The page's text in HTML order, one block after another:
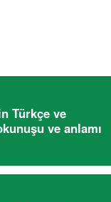
Türkçe ve
ve anlamı